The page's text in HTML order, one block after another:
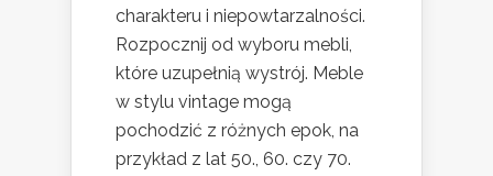
charakteru i niepowtarzalności.
Rozpocznij od wyboru mebli,
które uzupełnią wystrój. Meble
w stylu vintage mogą
pochodzić z różnych epok, na
przykład z lat 50., 60. czy 70.